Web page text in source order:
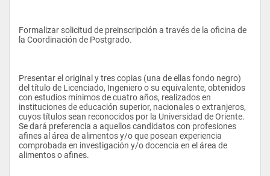
• fisiología postcosecha de frutas y hortalizas.
• tecnología de edulcorantes
• tecnología de productos lácteos
• extrusión de alimentos
Formalizar solicitud de preinscripción a través de la oficina de
la Coordinación de Postgrado.
Presentar el original y tres copias (una de ellas fondo negro)
del título de Licenciado, Ingeniero o su equivalente, obtenidos
con estudios mínimos de cuatro años, realizados en
instituciones de educación superior, nacionales o extranjeros,
cuyos títulos sean reconocidos por la Universidad de Oriente.
Se dará preferencia a aquellos candidatos con profesiones
afines al área de alimentos y/o que posean experiencia
comprobada en investigación y/o docencia en el área de
alimentos o afines.